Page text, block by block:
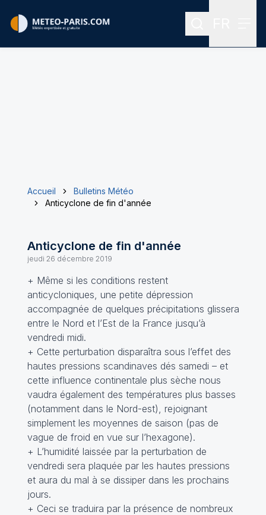
Rechercher
Accueil
Bulletins Météo
Anticyclone de fin d'année
Anticyclone de fin d'année
jeudi 26 décembre 2019
+ Même si les conditions restent
anticycloniques, une petite dépression
accompagnée de quelques précipitations glissera
entre le Nord et l’Est de la France jusqu’à
vendredi midi.
+ Cette perturbation disparaîtra sous l’effet des
hautes pressions scandinaves dés samedi – et
cette influence continentale plus sèche nous
vaudra également des températures plus basses
(notamment dans le Nord-est), rejoignant
simplement les moyennes de saison (pas de
vague de froid en vue sur l’hexagone).
+ L’humidité laissée par la perturbation de
vendredi sera plaquée par les hautes pressions
et aura du mal à se dissiper dans les prochains
jours.
+ Ceci se traduira par la présence de nombreux